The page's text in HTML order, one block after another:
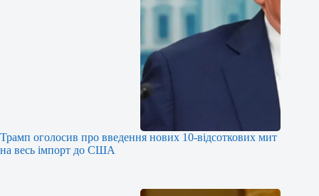
Трамп оголосив про введення нових 10-відсоткових мит
на весь імпорт до США